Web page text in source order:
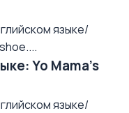
языке/
Yo Mama's
языке/